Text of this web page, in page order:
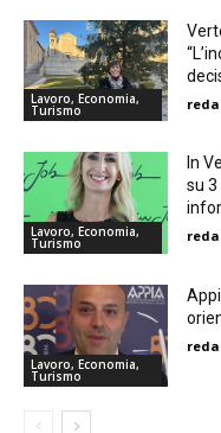
Lavoro, Economia,
Turismo
Lavoro, Economia,
Turismo
In
su
Lavoro, Economia,
Turismo